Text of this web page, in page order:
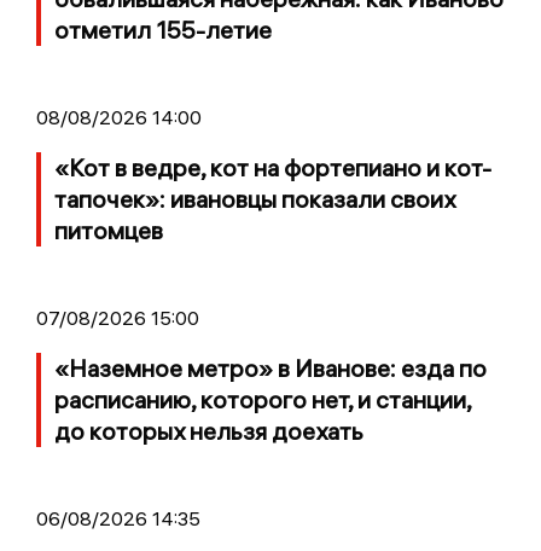
отметил 155-летие
08/08/2026 14:00
«Кот в ведре, кот на фортепиано и кот-
тапочек»: ивановцы показали своих
питомцев
07/08/2026 15:00
«Наземное метро» в Иванове: езда по
расписанию, которого нет, и станции,
до которых нельзя доехать
06/08/2026 14:35